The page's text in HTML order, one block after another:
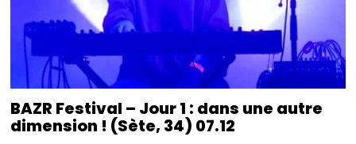
BAZR Festival – Jour 1 : dans une autre
dimension ! (Sète, 34) 07.12